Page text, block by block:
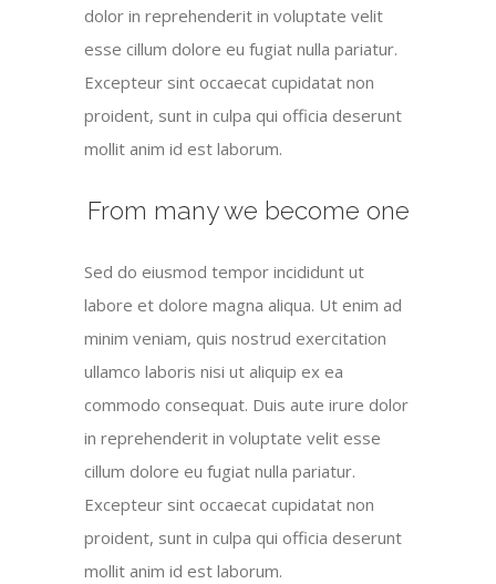
dolor in reprehenderit in voluptate velit
esse cillum dolore eu fugiat nulla pariatur.
Excepteur sint occaecat cupidatat non
proident, sunt in culpa qui officia deserunt
mollit anim id est laborum.
From many we become one
Sed do eiusmod tempor incididunt ut
labore et dolore magna aliqua. Ut enim ad
minim veniam, quis nostrud exercitation
ullamco laboris nisi ut aliquip ex ea
commodo consequat. Duis aute irure dolor
in reprehenderit in voluptate velit esse
cillum dolore eu fugiat nulla pariatur.
Excepteur sint occaecat cupidatat non
proident, sunt in culpa qui officia deserunt
mollit anim id est laborum.